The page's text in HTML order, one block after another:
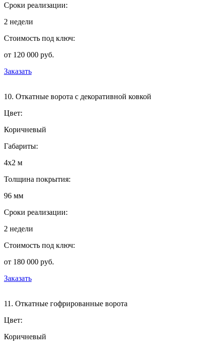
Сроки реализации:
2 недели
Стоимость под ключ:
от 120 000 руб.
Заказать
10. Откатные ворота с декоративной ковкой
Цвет:
Коричневый
Габариты:
4х2 м
Толщина покрытия:
96 мм
Сроки реализации:
2 недели
Стоимость под ключ:
от 180 000 руб.
Заказать
11. Откатные гофрированные ворота
Цвет:
Коричневый